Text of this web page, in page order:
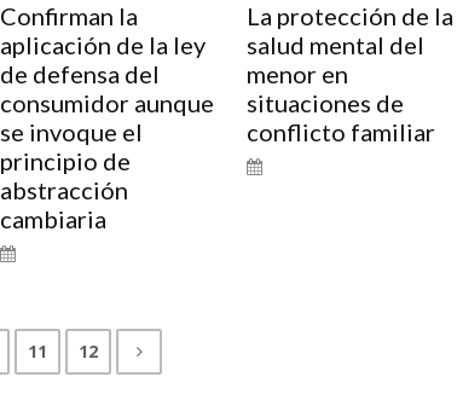
Confirman la
aplicación de la ley
de defensa del
consumidor aunque
se invoque el
principio de
abstracción
cambiaria
La protección de la
salud mental del
menor en
situaciones de
conflicto familiar
11 12